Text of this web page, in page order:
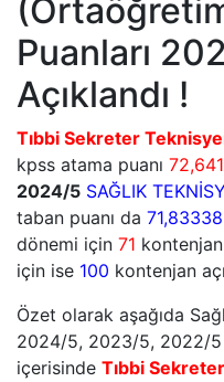
Puanları
Açıklandı !
Tıbbi Sekreter
kpss atama puanı
2024/5 SAĞLIK
taban puanı da 71,83338
dönemi için 71
için ise 100 kontenjan
Özet olarak aşağıda
2024/5, 2023/5, 2022/5
içerisinde Tıbbi